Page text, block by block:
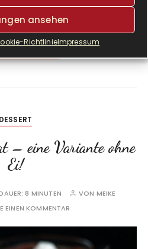
ansehen
RichtlinieImpressum
DESSERT
– eine Variante ohne
Ei!
8 MINUTEN VON MEIKE
EINEN KOMMENTAR